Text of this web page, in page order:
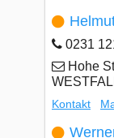
0231
Hohe
Kontakt